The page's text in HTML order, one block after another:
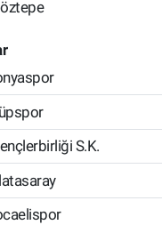
S.K.